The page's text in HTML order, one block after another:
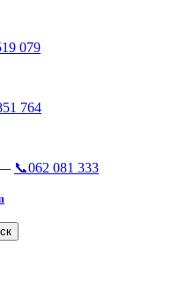
079
764
— 📞062 081 333